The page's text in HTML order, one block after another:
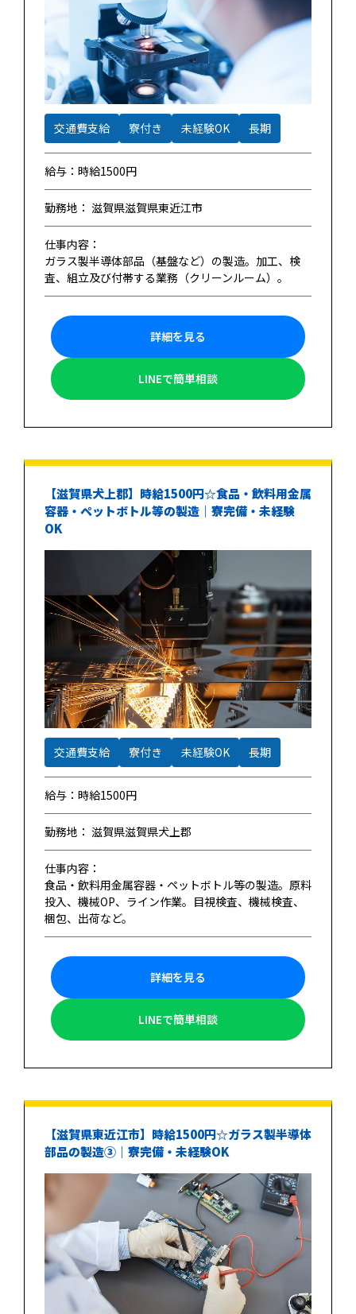
交通費支給 寮付き 未経験OK 長期
給与：時給1500円
勤務地： 滋賀県滋賀県東近江市
仕事内容：
ガラス製半導体部品（基盤など）の製造。加工、検
査、組立及び付帯する業務（クリーンルーム）。
詳細を見る
LINEで簡単相談
【滋賀県犬上郡】時給1500円☆食品・飲料用金属
容器・ペットボトル等の製造｜寮完備・未経験
OK
交通費支給 寮付き 未経験OK 長期
給与：時給1500円
勤務地： 滋賀県滋賀県犬上郡
仕事内容：
食品・飲料用金属容器・ペットボトル等の製造。原料
投入、機械OP、ライン作業。目視検査、機械検査、
梱包、出荷など。
詳細を見る
LINEで簡単相談
【滋賀県東近江市】時給1500円☆ガラス製半導体
部品の製造③｜寮完備・未経験OK